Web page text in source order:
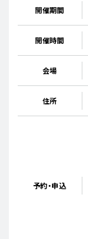
開催期間
開催時間
会場
住所
予約・申込